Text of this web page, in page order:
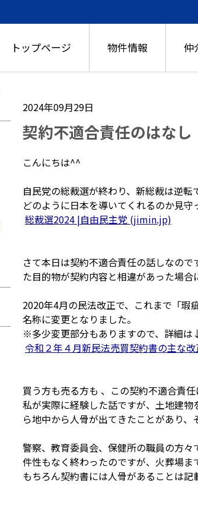
トップページ 物件情報 仲
2024年09月29日
契約不適合責任のはなし
こんにちは^^
自民党の総裁選が終わり、新総裁は逆転
どのように日本を導いてくれるのか見守
総裁選2024 |自由民主党 (jimin.jp)
さて本日は契約不適合責任の話しなので
た目的物が契約内容と相違があった場合
2020年4月の民法改正で、これまで「瑕
名称に変更となりました。
※多少変更部分もありますので、詳細は
令和２年４月新民法売買契約書の主な
買う方も売る方も 、この契約不適合責
私が実際に経験した話ですが、土地建
ら地中から人骨が出てきたことがあり、
警察、教育委員会、保健所の職員の方
件性もなく終わったのですが、火葬場
もちろん契約書には人骨があることは記